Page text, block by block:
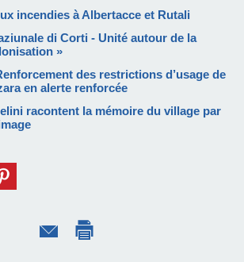
incendies à Albertacce et Rutali
di Corti - Unité autour de la
»
des restrictions d’usage de
en alerte renforcée
racontent la mémoire du village par